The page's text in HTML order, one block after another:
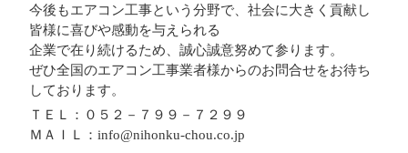
今後もエアコン工事という分野で、社会に大きく貢献し
皆様に喜びや感動を与えられる
企業で在り続けるため、誠心誠意努めて参ります。
ぜひ全国のエアコン工事業者様からのお問合せをお待ち
しております。
ＴＥＬ：０５２－７９９－７２９９
ＭＡＩＬ：info@nihonku-chou.co.jp